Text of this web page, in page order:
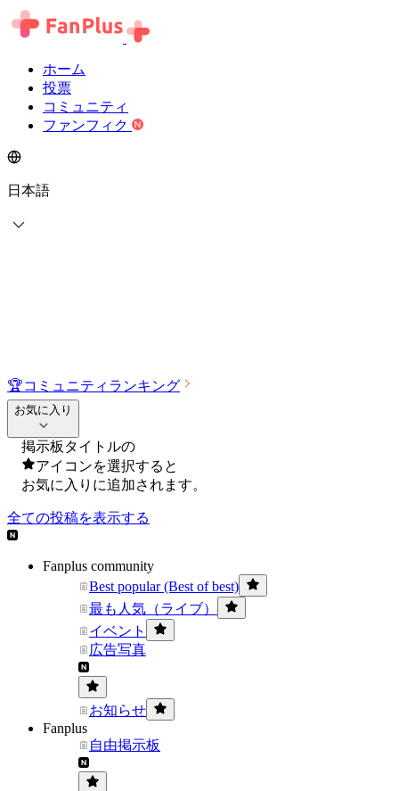
ホーム
投票
コミュニティ
ファンフィク
日本語
🏆コミュニティランキング
お気に入り
掲示板タイトルの
アイコンを選択すると
お気に入りに追加されます。
全ての投稿を表示する
Fanplus community
Best popular (Best of best)
最も人気（ライブ）
イベント
広告写真
お知らせ
Fanplus
自由掲示板